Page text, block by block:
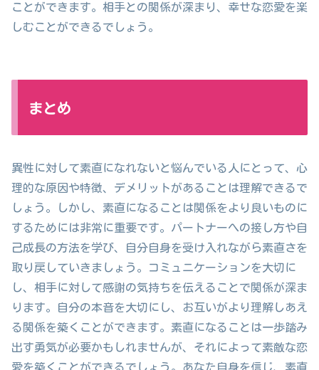
ことができます。相手との関係が深まり、幸せな恋愛を楽
しむことができるでしょう。
まとめ
異性に対して素直になれないと悩んでいる人にとって、心
理的な原因や特徴、デメリットがあることは理解できるで
しょう。しかし、素直になることは関係をより良いものに
するためには非常に重要です。パートナーへの接し方や自
己成長の方法を学び、自分自身を受け入れながら素直さを
取り戻していきましょう。コミュニケーションを大切に
し、相手に対して感謝の気持ちを伝えることで関係が深ま
ります。自分の本音を大切にし、お互いがより理解しあえ
る関係を築くことができます。素直になることは一歩踏み
出す勇気が必要かもしれませんが、それによって素敵な恋
愛を築くことができるでしょう。あなた自身を信じ、素直